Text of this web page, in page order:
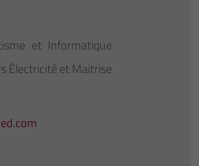
et Informatique
Électricité et Maitrise